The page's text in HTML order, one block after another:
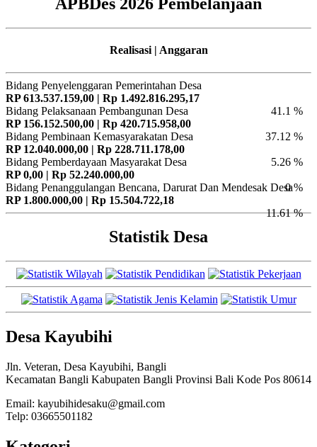
Realisasi | Anggaran
Bidang Penyelenggaran Pemerintahan Desa
RP 613.537.159,00 | Rp 1.492.816.295,17
41.1 %
Bidang Pelaksanaan Pembangunan Desa
RP 156.152.500,00 | Rp 420.715.958,00
37.12 %
Bidang Pembinaan Kemasyarakatan Desa
RP 12.040.000,00 | Rp 228.711.178,00
5.26 %
Bidang Pemberdayaan Masyarakat Desa
RP 0,00 | Rp 52.240.000,00
0 %
Bidang Penanggulangan Bencana, Darurat Dan Mendesak Desa
RP 1.800.000,00 | Rp 15.504.722,18
11.61 %
Statistik Desa
Desa Kayubihi
Jln. Veteran, Desa Kayubihi, Bangli
Kecamatan Bangli Kabupaten Bangli Provinsi Bali Kode Pos 80614
Email: kayubihidesaku@gmail.com
Telp: 03665501182